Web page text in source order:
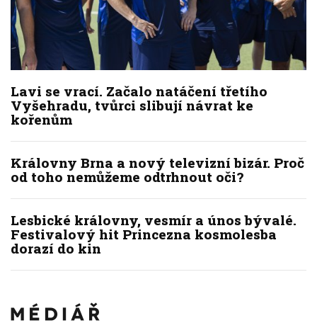
Lavi se vrací. Začalo natáčení třetího
Vyšehradu, tvůrci slibují návrat ke
kořenům
Královny Brna a nový televizní bizár. Proč
od toho nemůžeme odtrhnout oči?
Lesbické královny, vesmír a únos bývalé.
Festivalový hit Princezna kosmolesba
dorazí do kin